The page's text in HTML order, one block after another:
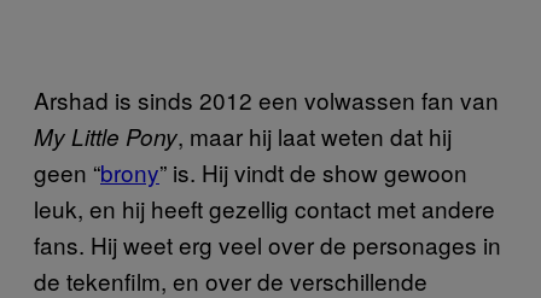
Arshad is sinds 2012 een volwassen fan van
My Little Pony, maar hij laat weten dat hij
geen “brony” is. Hij vindt de show gewoon
leuk, en hij heeft gezellig contact met andere
fans. Hij weet erg veel over de personages in
de tekenfilm, en over de verschillende